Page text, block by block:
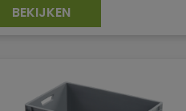
BEKIJKEN